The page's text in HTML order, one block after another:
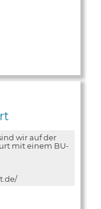
wir auf der
mit einem BU-